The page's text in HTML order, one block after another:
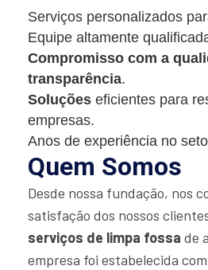
Serviços personalizados
Equipe altamente
Compromisso com a
transparência.
Soluções eficientes para
empresas.
Anos de experiência no
Quem Somos
Desde nossa fundação, nos
satisfação dos nossos
serviços de limpa fossa de
empresa foi estabelecida